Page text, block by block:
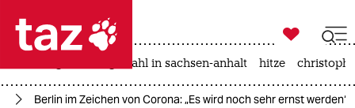
 taz zahl ich
taz zahl ich

taz zahl ich
landtagswahl in sachsen-anhalt hitze
Berlin im Zeichen von Corona: „Es wird noch sehr ernst werden“